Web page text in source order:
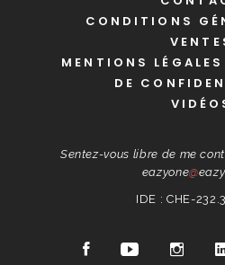
CONDITIONS
MENTIONS
DE
Sentez-vous libre de me
eazyone@
IDE : CHE-